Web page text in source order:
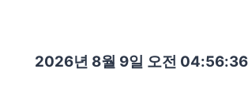
2026년 8월 9일 오전 04:56:37